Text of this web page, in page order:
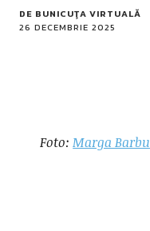
DE BUNICUŢA VIRTUALĂ
26 DECEMBRIE 2025
Foto:Marga Barbu